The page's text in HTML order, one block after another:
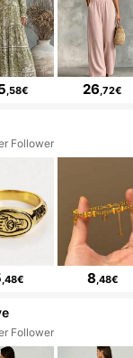
,58€ 26 ,72€
,48€ 8,48€
Follower